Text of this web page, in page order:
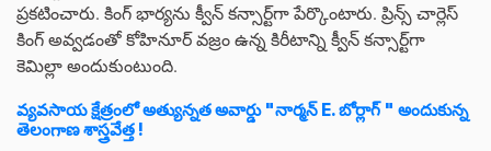
ప్రకటించారు. కింగ్‌ భార్యను క్వీన్‌ కన్సార్ట్‌గా పేర్కొంటారు. ప్రిన్స్‌ చార్లెస్‌
కింగ్‌ అవ్వడంతో కోహినూర్‌ వజ్రం ఉన్న కిరీటాన్ని క్వీన్ కన్సార్ట్‌గా
కెమిల్లా అందుకుంటుంది.
వ్యవసాయ క్షేత్రంలో అత్యున్నత అవార్డు "నార్మన్ E. బోర్లాగ్ " అందుకున్న
తెలంగాణ శాస్త్రవేత్త !